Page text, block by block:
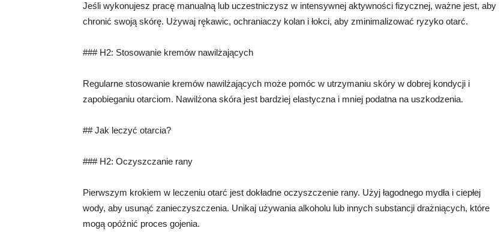
Jeśli wykonujesz pracę manualną lub uczestniczysz w intensywnej aktywności fizycznej, ważne jest, aby
chronić swoją skórę. Używaj rękawic, ochraniaczy kolan i łokci, aby zminimalizować ryzyko otarć.
### H2: Stosowanie kremów nawilżających
Regularne stosowanie kremów nawilżających może pomóc w utrzymaniu skóry w dobrej kondycji i
zapobieganiu otarciom. Nawilżona skóra jest bardziej elastyczna i mniej podatna na uszkodzenia.
## Jak leczyć otarcia?
### H2: Oczyszczanie rany
Pierwszym krokiem w leczeniu otarć jest dokładne oczyszczenie rany. Użyj łagodnego mydła i ciepłej
wody, aby usunąć zanieczyszczenia. Unikaj używania alkoholu lub innych substancji drażniących, które
mogą opóźnić proces gojenia.